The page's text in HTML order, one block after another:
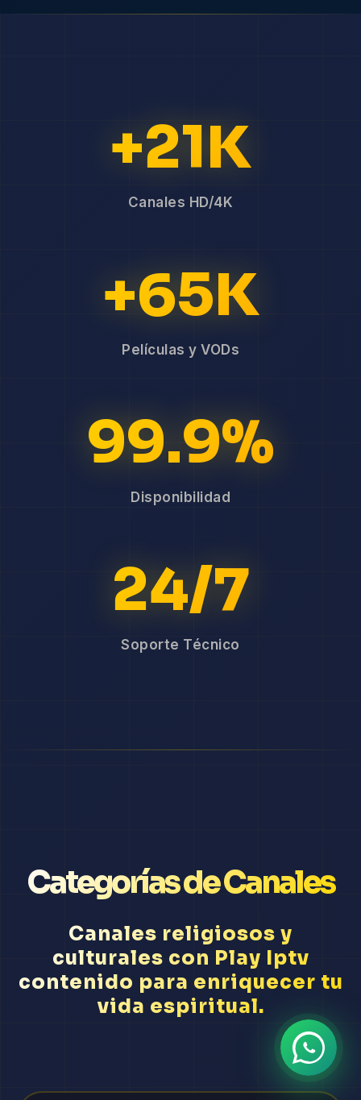
+21K
Canales HD/4K
+65K
Películas y VODs
99.9%
Disponibilidad
24/7
Soporte Técnico
Categorías de Canales
Canales religiosos y
culturales con Play Iptv
contenido para enriquecer tu
vida espiritual.